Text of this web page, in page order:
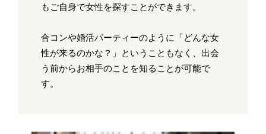
もご自身で女性を探すことができます。
合コンや婚活パーティーのように「どんな女
性が来るのかな？」ということもなく、出会
う前からお相手のことを知ることが可能で
す。